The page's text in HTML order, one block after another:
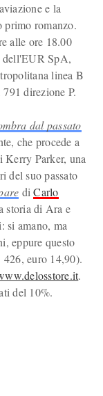
e la
primo romanzo.
alle ore 18.00
dell'EUR SpA,
linea B
direzione P.
dal passato
che procede a
Kerry Parker, una
del suo passato
diCarlo
storia di Ara e
si amano, ma
eppure questo
euro 14,90).
.
del 10%.